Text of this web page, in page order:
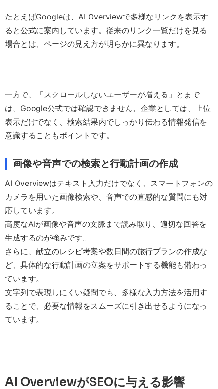
たとえばGoogleは、AI Overviewで多様なリンクを表示す
ると公式に案内しています。従来のリンク一覧だけを見る
場合とは、ページの見え方が明らかに異なります。
一方で、「スクロールしないユーザーが増える」とまで
は、Google公式では確認できません。企業としては、上位
表示だけでなく、検索結果内でしっかり伝わる情報発信を
意識することもポイントです。
画像や音声での検索と行動計画の作成
AI Overviewはテキスト入力だけでなく、スマートフォンの
カメラを用いた画像検索や、音声での直感的な質問にも対
応しています。
高度なAIが画像や音声の文脈まで読み取り、適切な回答を
生成するのが強みです。
さらに、献立のレシピ考案や数日間の旅行プランの作成な
ど、具体的な行動計画の立案をサポートする機能も備わっ
ています。
文字列で表現しにくい疑問でも、多様な入力方法を活用す
ることで、必要な情報をスムーズに引き出せるようになっ
ています。
AI OverviewがSEOに与える影響